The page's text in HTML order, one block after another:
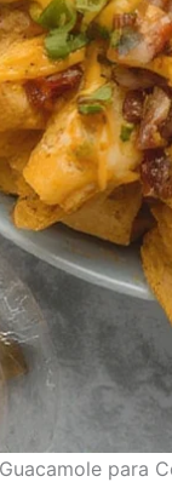
para